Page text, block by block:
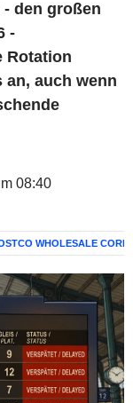
den großen
-
Rotation
auch wenn
08:40
WHOLESALE